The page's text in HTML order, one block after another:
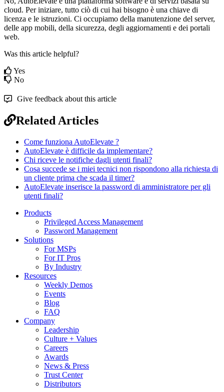
cloud. Per iniziare, tutto ciò di cui hai bisogno è una chiave di
licenza e le istruzioni. Ci occupiamo della manutenzione del server,
delle app mobili, della sicurezza, degli aggiornamenti e dei portali
web.
Was this article helpful?
Yes
No
Give feedback about this article
Related Articles
Come funziona AutoElevate ?
AutoElevate è difficile da implementare?
Chi riceve le notifiche dagli utenti finali?
Cosa succede se i miei tecnici non rispondono alla richiesta di
un cliente prima che scada il timer?
AutoElevate inserisce la password di amministratore per gli
utenti finali?
Products
Privileged Access Management
Password Management
Solutions
For MSPs
For IT Pros
By Industry
Resources
Weekly Demos
Events
Blog
FAQ
Company
Leadership
Culture + Values
Careers
Awards
News & Press
Trust Center
Distributors